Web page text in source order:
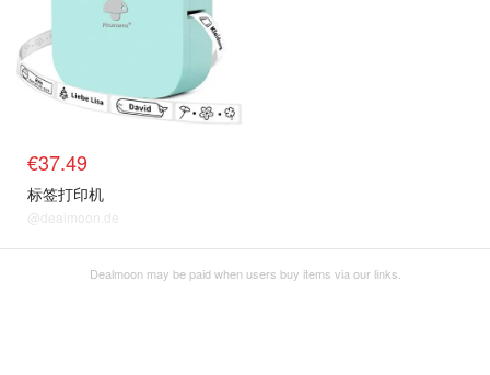
€37.49
标签打印机
@dealmoon.de
Dealmoon may be paid when users buy items via our links.